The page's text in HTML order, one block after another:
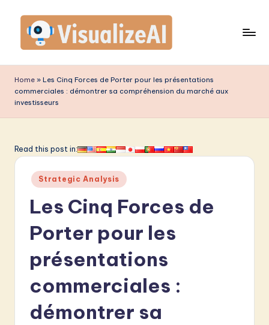
content
is
u
a
z
A
Home » Les Cinq Forces de Porter pour les présentations
commerciales : démontrer sa compréhension du marché aux
investisseurs
Read this post in:
Posted
in
Strategic Analysis
Les Cinq Forces de
Porter pour les
présentations
commerciales :
démontrer sa